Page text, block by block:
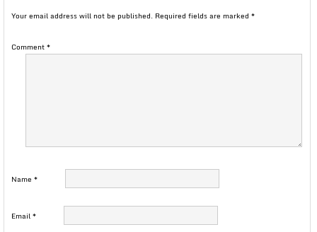
Your email address will not be published. Required fields are marked *
Comment*
Name *
Email*